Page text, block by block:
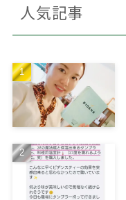
人気記事